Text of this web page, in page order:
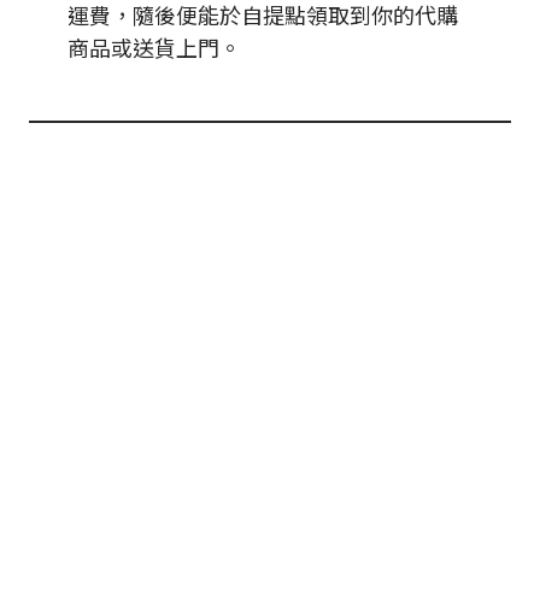
運費，隨後便能於自提點領取到你的代購
商品或送貨上門。